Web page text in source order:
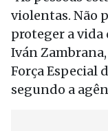
violentas. Não
proteger a vida
Iván
Força Especial
segundo a